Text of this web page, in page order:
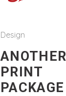
Design
ANOTHER
PRINT
PACKAGE